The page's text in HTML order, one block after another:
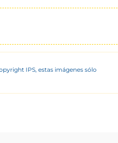
IPS, estas imágenes sólo